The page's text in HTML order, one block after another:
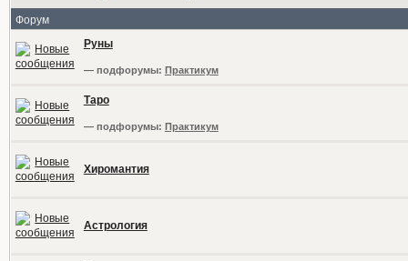
Форум
Руны
— подфорумы: Практикум
Таро
— подфорумы: Практикум
Хиромантия
Астрология